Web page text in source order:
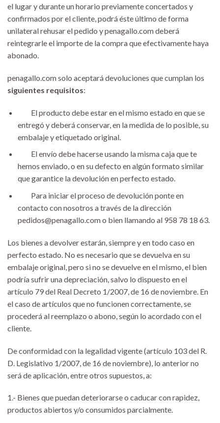
el lugar y durante un horario previamente concertados y
confirmados por el cliente, podrá éste último de forma
unilateral rehusar el pedido y penagallo.com deberá
reintegrarle el importe de la compra que efectivamente haya
abonado.
penagallo.com solo aceptará devoluciones que cumplan los
siguientes requisitos:
El producto debe estar en el mismo estado en que se
entregó y deberá conservar, en la medida de lo posible, su
embalaje y etiquetado original.
El envío debe hacerse usando la misma caja que te
hemos enviado, o en su defecto en algún formato similar
que garantice la devolución en perfecto estado.
Para iniciar el proceso de devolución ponte en
contacto con nosotros a través de la dirección
pedidos@penagallo.com o bien llamando al 958 78 18 63.
Los bienes a devolver estarán, siempre y en todo caso en
perfecto estado. No es necesario que se devuelva en su
embalaje original, pero si no se devuelve en el mismo, el bien
podría sufrir una depreciación, salvo lo dispuesto en el
artículo 79 del Real Decreto 1/2007, de 16 de noviembre. En
el caso de artículos que no funcionen correctamente, se
procederá al reemplazo o abono, según lo acordado con el
cliente.
De conformidad con la legalidad vigente (artículo 103 del R.
D. Legislativo 1/2007, de 16 de noviembre), lo anterior no
será de aplicación, entre otros supuestos, a:
1.- Bienes que puedan deteriorarse o caducar con rapidez,
productos abiertos y/o consumidos parcialmente.